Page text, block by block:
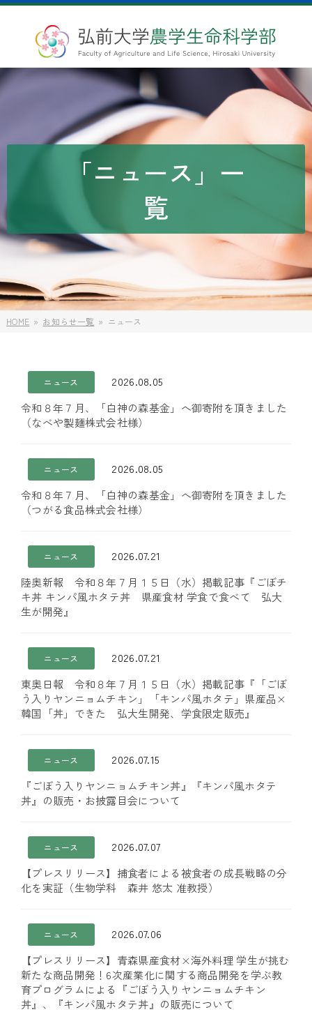
「ニュース」一
覧
HOME お知らせ一覧 ニュース
ニュース
2026.08.05
令和８年７月、「白神の森基金」へ御寄附を頂きました
（なべや製麺株式会社様）
ニュース
2026.08.05
令和８年７月、「白神の森基金」へ御寄附を頂きました
（つがる食品株式会社様）
ニュース
2026.07.21
陸奥新報 令和８年７月１５日（水）掲載記事『ごぼチ
キ丼 キンパ風ホタテ丼 県産食材 学食で食べて 弘大
生が開発』
ニュース
2026.07.21
東奥日報 令和８年７月１５日（水）掲載記事『「ごぼ
う入りヤンニョムチキン」「キンパ風ホタテ」県産品×
韓国「丼」できた 弘大生開発、学食限定販売』
ニュース
2026.07.15
『ごぼう入りヤンニョムチキン丼』『キンパ風ホタテ
丼』の販売・お披露目会について
ニュース
2026.07.07
【プレスリリース】捕食者による被食者の成長戦略の分
化を実証（生物学科 森井 悠太 准教授）
ニュース
2026.07.06
【プレスリリース】青森県産食材×海外料理 学生が挑む
新たな商品開発！6次産業化に関する商品開発を学ぶ教
育プログラムによる『ごぼう入りヤンニョムチキン
丼』、『キンパ風ホタテ丼』の販売について